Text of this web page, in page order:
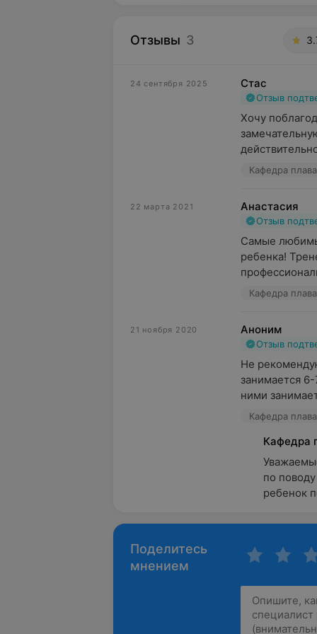
Отзывы 3
24 сентября 2025 Стас
Отзыв
Хочу
Кафедра
22 марта 2021 Анастасия
Отзыв
Самые
ребенка!
Кафедра
21 ноября 2020 Аноним
Отзыв
Не
занимается
ними
Кафедра
Кафедра
по
ребенок
Поделитесь
мнением